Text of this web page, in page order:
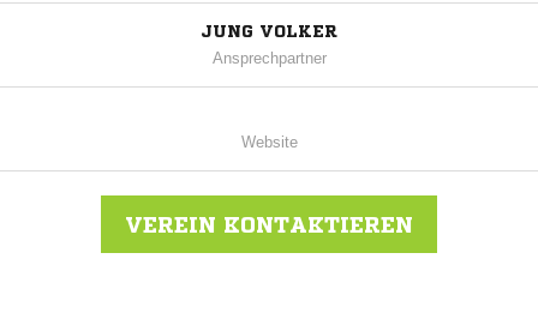
JUNG VOLKER
Ansprechpartner
Website
VEREIN KONTAKTIEREN